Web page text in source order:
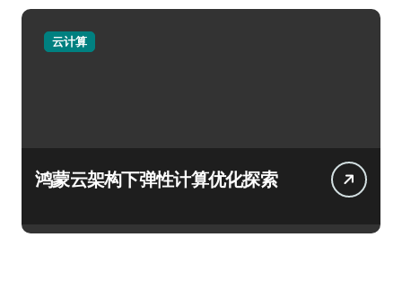
云计算
鸿蒙云架构下弹性计算优化探索